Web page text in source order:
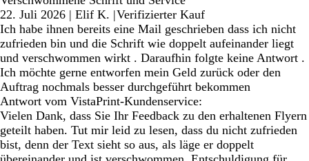
22. Juli 2026 | Elif K. |Verifizierter Kauf
Ich habe ihnen bereits eine Mail geschrieben dass ich nicht
zufrieden bin und die Schrift wie doppelt aufeinander liegt
und verschwommen wirkt . Daraufhin folgte keine Antwort .
Ich möchte gerne entworfen mein Geld zurück oder den
Auftrag nochmals besser durchgeführt bekommen
Antwort vom VistaPrint-Kundenservice:
Vielen Dank, dass Sie Ihr Feedback zu den erhaltenen Flyern
geteilt haben. Tut mir leid zu lesen, dass du nicht zufrieden
bist, denn der Text sieht so aus, als läge er doppelt